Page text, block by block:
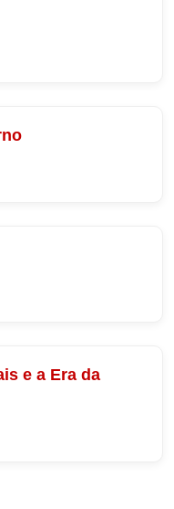
e a Era da